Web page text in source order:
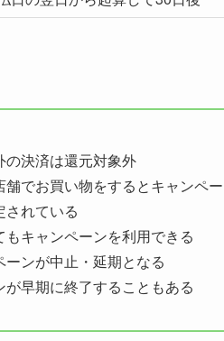
決済は還元対象外
でお買い物をするとキャンペ
されている
キャンペーンを利用できる
ンが中止・延期となる
早期に終了することもある